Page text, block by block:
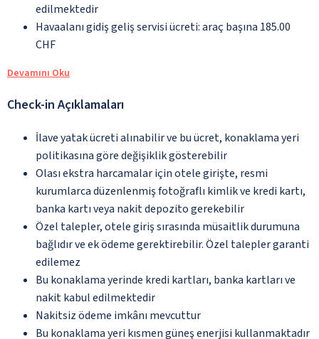
edilmektedir
Havaalanı gidiş geliş servisi ücreti: araç başına 185.00
CHF
Devamını Oku
Check-in Açıklamaları
İlave yatak ücreti alınabilir ve bu ücret, konaklama yeri
politikasına göre değişiklik gösterebilir
Olası ekstra harcamalar için otele girişte, resmi
kurumlarca düzenlenmiş fotoğraflı kimlik ve kredi kartı,
banka kartı veya nakit depozito gerekebilir
Özel talepler, otele giriş sırasında müsaitlik durumuna
bağlıdır ve ek ödeme gerektirebilir. Özel talepler garanti
edilemez
Bu konaklama yerinde kredi kartları, banka kartları ve
nakit kabul edilmektedir
Nakitsiz ödeme imkânı mevcuttur
Bu konaklama yeri kısmen güneş enerjisi kullanmaktadır